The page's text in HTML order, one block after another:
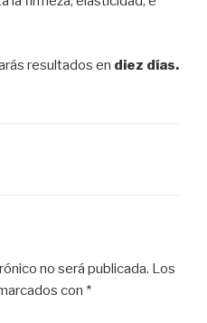
resultados en diez días.
no será publicada. Los
con *